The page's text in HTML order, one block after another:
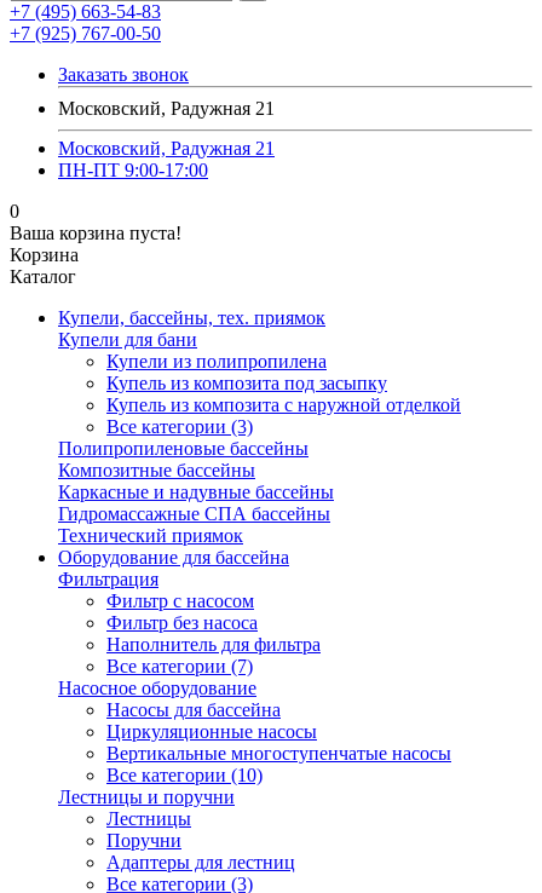
+7 (495) 663-54-83
+7 (925) 767-00-50
Заказать звонок
Московский, Радужная 21
Московский, Радужная 21
ПН-ПТ 9:00-17:00
0
Ваша корзина пуста!
Корзина
Каталог
Купели, бассейны, тех. приямок
Купели для бани
Купели из полипропилена
Купель из композита под засыпку
Купель из композита с наружной отделкой
Все категории (3)
Полипропиленовые бассейны
Композитные бассейны
Каркасные и надувные бассейны
Гидромассажные СПА бассейны
Технический приямок
Оборудование для бассейна
Фильтрация
Фильтр с насосом
Фильтр без насоса
Наполнитель для фильтра
Все категории (7)
Насосное оборудование
Насосы для бассейна
Циркуляционные насосы
Вертикальные многоступенчатые насосы
Все категории (10)
Лестницы и поручни
Лестницы
Поручни
Адаптеры для лестниц
Все категории (3)